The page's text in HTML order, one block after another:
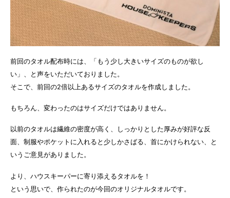
前回のタオル配布時には、「もう少し大きいサイズのものが欲し
い」、と声をいただいておりました。
そこで、前回の2倍以上あるサイズのタオルを作成しました。
もちろん、変わったのはサイズだけではありません。
以前のタオルは繊維の密度が高く、しっかりとした厚みが好評な反
面、制服やポケットに入れると少しかさばる、首にかけられない、と
いうご意見がありました。
より、ハウスキーパーに寄り添えるタオルを！
という思いで、作られたのが今回のオリジナルタオルです。